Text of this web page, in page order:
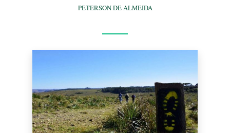
PETERSON DE ALMEIDA